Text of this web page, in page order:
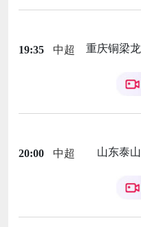
19:35 中超 重庆铜梁龙
20:00 中超 山东泰山